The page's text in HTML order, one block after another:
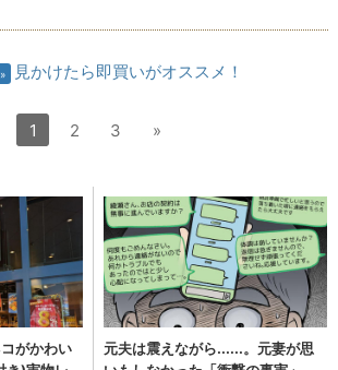
見かけたら即買いがオススメ！
1 2 3 »